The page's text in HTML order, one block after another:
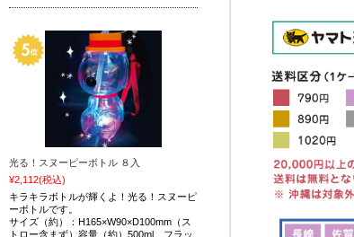
光る！スヌーピーボトル ８入
¥2,112(税込)
キラキラボトルが輝くよ！光る！スヌーピ
ーボトルです。
サイズ（約）：H165×W90×D100mm（ス
トロー含まず）容量（約）500ml フラッ